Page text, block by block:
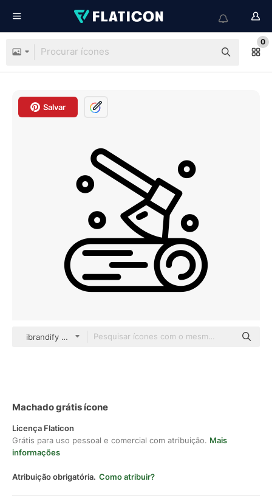
0
Salvar
ibrandify Detailed Outline
Machado grátis ícone
Licença Flaticon
Grátis para uso pessoal e comercial com atribuição. Mais
informações
Atribuição obrigatória. Como atribuir?